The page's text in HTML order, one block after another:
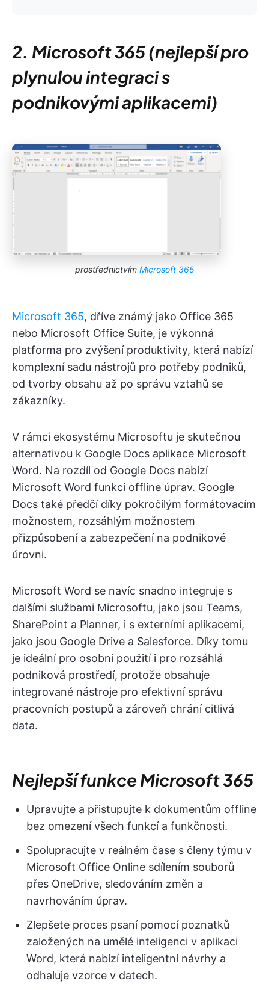
2. Microsoft 365 (nejlepší pro
plynulou integraci s
podnikovými aplikacemi)
prostřednictvím Microsoft 365
Microsoft 365, dříve známý jako Office 365
nebo Microsoft Office Suite, je výkonná
platforma pro zvýšení produktivity, která nabízí
komplexní sadu nástrojů pro potřeby podniků,
od tvorby obsahu až po správu vztahů se
zákazníky.
V rámci ekosystému Microsoftu je skutečnou
alternativou k Google Docs aplikace Microsoft
Word. Na rozdíl od Google Docs nabízí
Microsoft Word funkci offline úprav. Google
Docs také předčí díky pokročilým formátovacím
možnostem, rozsáhlým možnostem
přizpůsobení a zabezpečení na podnikové
úrovni.
Microsoft Word se navíc snadno integruje s
dalšími službami Microsoftu, jako jsou Teams,
SharePoint a Planner, i s externími aplikacemi,
jako jsou Google Drive a Salesforce. Díky tomu
je ideální pro osobní použití i pro rozsáhlá
podniková prostředí, protože obsahuje
integrované nástroje pro efektivní správu
pracovních postupů a zároveň chrání citlivá
data.
Nejlepší funkce Microsoft 365
Upravujte a přistupujte k dokumentům offline
bez omezení všech funkcí a funkčnosti.
Spolupracujte v reálném čase s členy týmu v
Microsoft Office Online sdílením souborů
přes OneDrive, sledováním změn a
navrhováním úprav.
Zlepšete proces psaní pomocí poznatků
založených na umělé inteligenci v aplikaci
Word, která nabízí inteligentní návrhy a
odhaluje vzorce v datech.